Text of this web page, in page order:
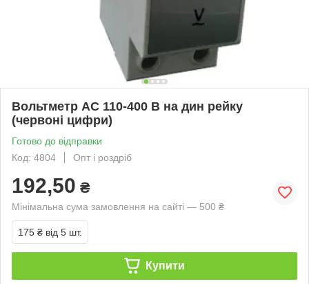
Вольтметр AC 110-400 В на дин рейку
(червоні цифри)
Готово до відправки
Код: 4804
Опт і роздріб
192,50 ₴
Мінімальна сума замовлення на сайті — 500 ₴
175 ₴ від 5 шт.
Купити